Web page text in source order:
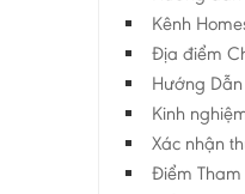
Kênh
Địa điểm
Hướng Dẫn
Kinh
Xác nhận
Điểm